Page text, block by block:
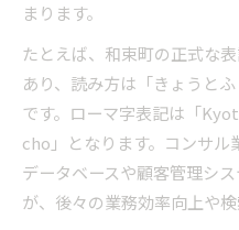
まります。
たとえば、和束町の正式な
あり、読み方は「きょうと
です。ローマ字表記は「
cho」となります。コンサ
データベースや顧客管理シ
が、後々の業務効率向上や